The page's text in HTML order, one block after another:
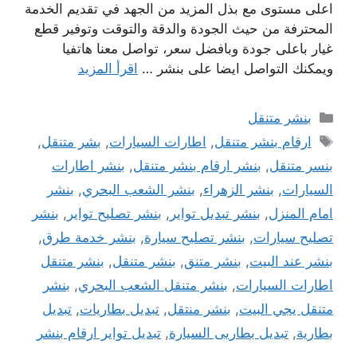
اعلى مستوى مع بذل المزيد من الجهد في تقديم الخدمة
المحترفة من حيث الجودة والدقة والتوقت وتوفير قطع
غيار باعلى جودة وبافضل سعر، تواصل معنا هاتفيا
ويمكنك التواصل ايضا على بنشر … اقرأ المزيد
التصنيفات
بنشر متنقل
الوسوم
ارقام بنشر متنقل, اطارات السيارات, بشر متنقل,
بنسر متنقل, بنشر ارقام بنشر متنقل, بنشر اطارات
السيارات, بنشر الزهراء, بنشر الشعب البحري, بنشر
امام المنزل, بنشر تبديل تواير , بنشر تصليح تواير , بنشر
تصليح سيارات, بنشر تصليح سيارة, بنشر خدمة طرق,
بنشر عند البيت, بنشر متنق, بنشر متنقل, بنشر متنقل
اطارات السيارات, بنشر متنقل الشعب البحري, بنشر
متنقل يجي البيت, بنشر منتقل, تبديل بطاريات, تبديل
بطارية, تبديل بطاريى السيارة, تبديل تواير ارقام بنشر